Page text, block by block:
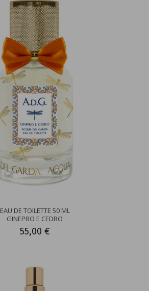
EAU DE TOILETTE 50 ML
GINEPRO E CEDRO
55,00 €